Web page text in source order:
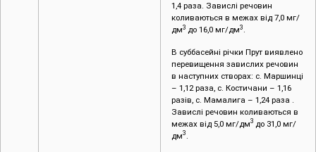
1,4 раза. Завислі речовин
коливаються в межах від 7,0 мг/
дм3 до 16,0 мг/дм3 .
В суббасейні річки Прут виявлено
перевищення завислих речовин
в наступних створах: с. Маршинці
– 1,12 раза, с. Костичани – 1,16
разів, с. Мамалига – 1,24 раза .
Завислі речовин коливаються в
межах від 5,0 мг/дм3 до 31,0 мг/
дм3